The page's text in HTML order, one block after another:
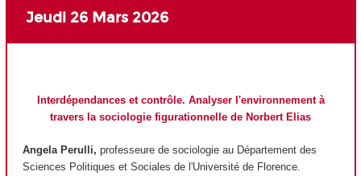
Jeudi 26 Mars 2026
Interdépendances et contrôle. Analyser l'environnement à
travers la sociologie figurationnelle de Norbert Elias
Angela Perulli, professeure de sociologie au Département des
Sciences Politiques et Sociales de l'Université de Florence.